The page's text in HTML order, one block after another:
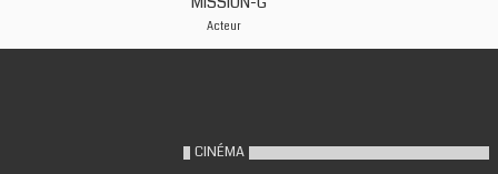
Acteur
CINÉMA